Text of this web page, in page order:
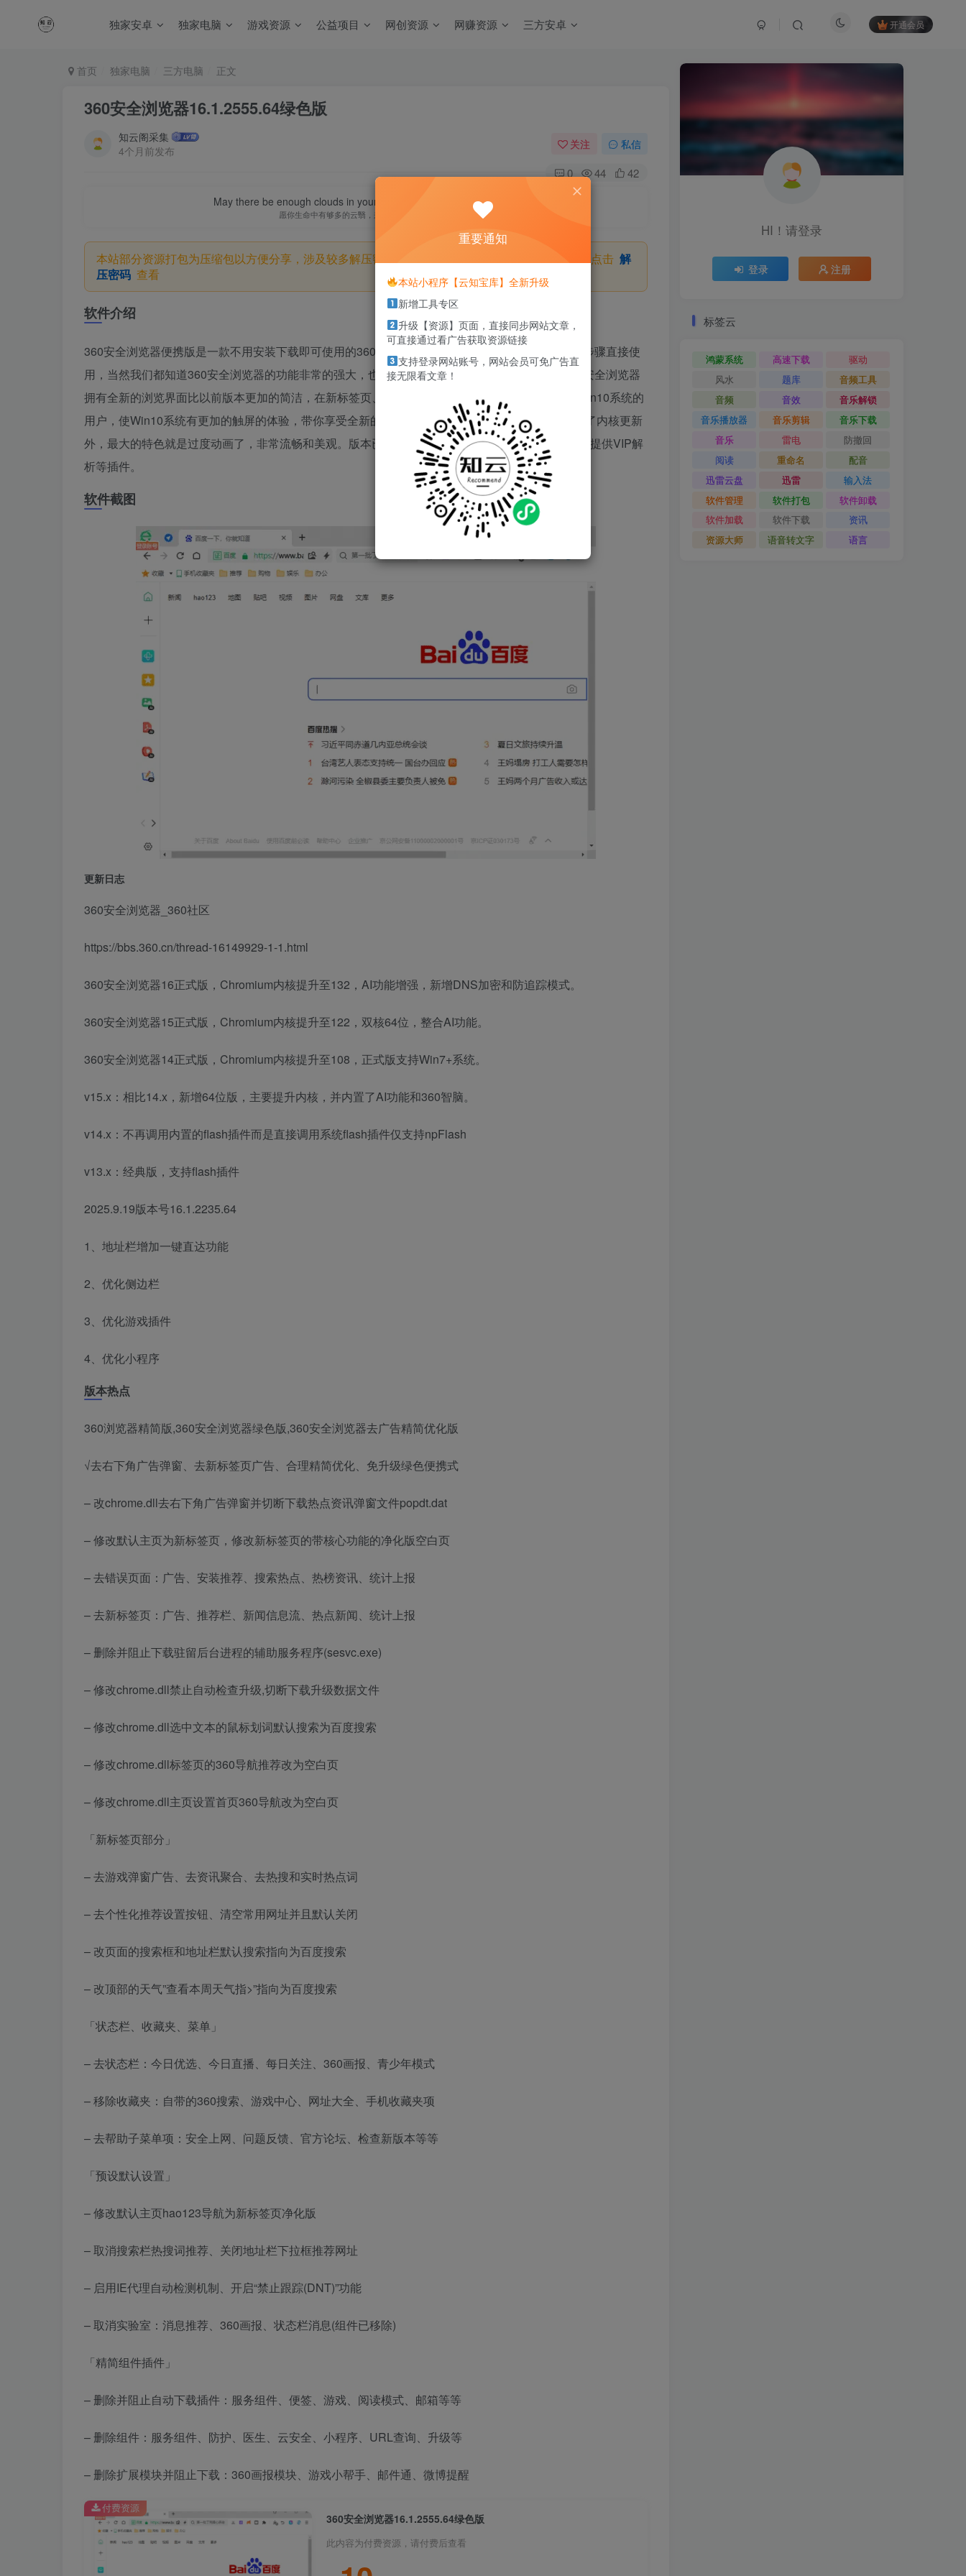
独家安卓 独家电脑 游戏资源 公益项目 网创资源 网赚资源 三方安卓 开通会员
首页 独家电脑 三方电脑 正文
360安全浏览器16.1.2555.64绿色版
知云阁采集
4个月前发布
关注 私信
0 44 42
May there be enough clouds in your life to make a beautiful sunset.
愿你生命中有够多的云翳，来造成一个美丽的黄昏
本站部分资源打包为压缩包以方便分享，涉及较多解压密码，如果你下载的资源需要解压密码，请点击 解
压密码 查看
软件介绍
360安全浏览器便携版是一款不用安装下载即可使用的360安全浏览器版本，这版本能直接跳过安装步骤直接使
用，当然我们都知道360安全浏览器的功能非常的强大，也是目前非常主流的主页浏览器，并且360安全浏览器
拥有全新的浏览界面比以前版本更加的简洁，在新标签页、内核、皮肤也有全新的改动，尤其是对win10系统的
用户，使Win10系统有更加的触屏的体验，带你享受全新的浏览效果。新版本的360安全浏览器，除了内核更新
外，最大的特色就是过度动画了，非常流畅和美观。版本已优化内存使用，提升网页打开速度，并且提供VIP解
析等插件。
软件截图
更新日志
360安全浏览器_360社区
https://bbs.360.cn/thread-16149929-1-1.html
360安全浏览器16正式版，Chromium内核提升至132，AI功能增强，新增DNS加密和防追踪模式。
360安全浏览器15正式版，Chromium内核提升至122，双核64位，整合AI功能。
360安全浏览器14正式版，Chromium内核提升至108，正式版支持Win7+系统。
v15.x：相比14.x，新增64位版，主要提升内核，并内置了AI功能和360智脑。
v14.x：不再调用内置的flash插件而是直接调用系统flash插件仅支持npFlash
v13.x：经典版，支持flash插件
2025.9.19版本号16.1.2235.64
1、地址栏增加一键直达功能
2、优化侧边栏
3、优化游戏插件
4、优化小程序
版本热点
360浏览器精简版,360安全浏览器绿色版,360安全浏览器去广告精简优化版
√去右下角广告弹窗、去新标签页广告、合理精简优化、免升级绿色便携式
– 改chrome.dll去右下角广告弹窗并切断下载热点资讯弹窗文件popdt.dat
– 修改默认主页为新标签页，修改新标签页的带核心功能的净化版空白页
– 去错误页面：广告、安装推荐、搜索热点、热榜资讯、统计上报
– 去新标签页：广告、推荐栏、新闻信息流、热点新闻、统计上报
– 删除并阻止下载驻留后台进程的辅助服务程序(sesvc.exe)
– 修改chrome.dll禁止自动检查升级,切断下载升级数据文件
– 修改chrome.dll选中文本的鼠标划词默认搜索为百度搜索
– 修改chrome.dll标签页的360导航推荐改为空白页
– 修改chrome.dll主页设置首页360导航改为空白页
「新标签页部分」
– 去游戏弹窗广告、去资讯聚合、去热搜和实时热点词
– 去个性化推荐设置按钮、清空常用网址并且默认关闭
– 改页面的搜索框和地址栏默认搜索指向为百度搜索
– 改顶部的天气”查看本周天气指>”指向为百度搜索
「状态栏、收藏夹、菜单」
– 去状态栏：今日优选、今日直播、每日关注、360画报、青少年模式
– 移除收藏夹：自带的360搜索、游戏中心、网址大全、手机收藏夹项
– 去帮助子菜单项：安全上网、问题反馈、官方论坛、检查新版本等等
「预设默认设置」
– 修改默认主页hao123导航为新标签页净化版
– 取消搜索栏热搜词推荐、关闭地址栏下拉框推荐网址
– 启用IE代理自动检测机制、开启“禁止跟踪(DNT)”功能
– 取消实验室：消息推荐、360画报、状态栏消息(组件已移除)
「精简组件插件」
– 删除并阻止自动下载插件：服务组件、便签、游戏、阅读模式、邮箱等等
– 删除组件：服务组件、防护、医生、云安全、小程序、URL查询、升级等
– 删除扩展模块并阻止下载：360画报模块、游戏小帮手、邮件通、微博提醒
360安全浏览器16.1.2555.64绿色版
此内容为付费资源，请付费后查看
付费资源
HI！请登录
登录 注册
标签云
鸿蒙系统 高速下载
驱动
风水
题库
音频工具
音频
音效
音乐解锁
音乐播放器
音乐剪辑
音乐下载
音乐
雷电
防撤回
阅读
重命名
配音
迅雷云盘
迅雷
输入法
软件管理
软件打包
软件卸载
软件加载
软件下载
资讯
资源大师
语音转文字 语言
重要通知
本站小程序【云知宝库】全新升级
新增工具专区
升级【资源】页面，直接同步网站文章，
可直接通过看广告获取资源链接
支持登录网站账号，网站会员可免广告直
接无限看文章！